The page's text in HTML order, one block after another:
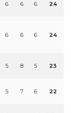
6 6 6 24
6 6 6 24
5 8 5 23
5 7 6 22